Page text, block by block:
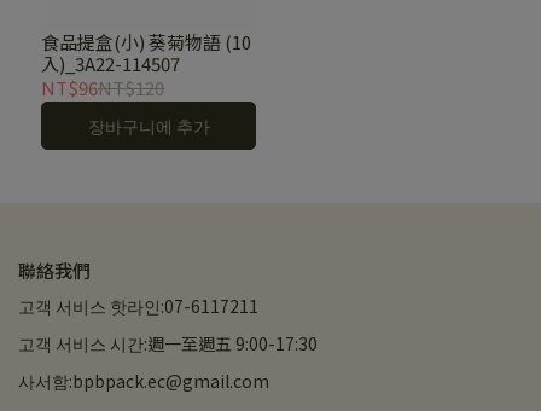
食品提盒(小) 葵菊物語 (10
入)_3A22-114507
NT$96NT$120
장바구니에 추가
聯絡我們
고객 서비스 핫라인:07-6117211
고객 서비스 시간:週一至週五 9:00-17:30
사서함:bpbpack.ec@gmail.com